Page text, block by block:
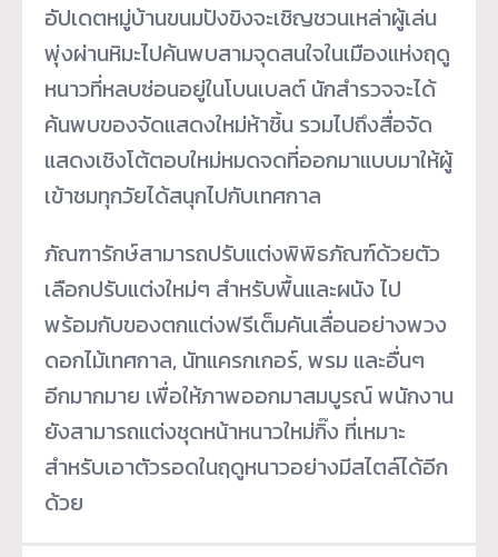
อัปเดตหมู่บ้านขนมปังขิงจะเชิญชวนเหล่าผู้เล่น
พุ่งผ่านหิมะไปค้นพบสามจุดสนใจในเมืองแห่งฤดู
หนาวที่หลบซ่อนอยู่ในโบนเบลต์ นักสำรวจจะได้
ค้นพบของจัดแสดงใหม่ห้าชิ้น รวมไปถึงสื่อจัด
แสดงเชิงโต้ตอบใหม่หมดจดที่ออกมาแบบมาให้ผู้
เข้าชมทุกวัยได้สนุกไปกับเทศกาล
ภัณฑารักษ์สามารถปรับแต่งพิพิธภัณฑ์ด้วยตัว
เลือกปรับแต่งใหม่ๆ สำหรับพื้นและผนัง ไป
พร้อมกับของตกแต่งฟรีเต็มคันเลื่อนอย่างพวง
ดอกไม้เทศกาล, นัทแครกเกอร์, พรม และอื่นๆ
อีกมากมาย เพื่อให้ภาพออกมาสมบูรณ์ พนักงาน
ยังสามารถแต่งชุดหน้าหนาวใหม่กิ๊ง ที่เหมาะ
สำหรับเอาตัวรอดในฤดูหนาวอย่างมีสไตล์ได้อีก
ด้วย